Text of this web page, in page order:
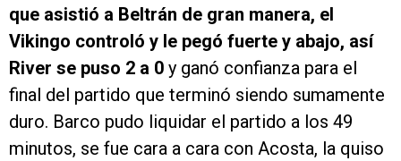
que asistió a Beltrán de gran manera, el
Vikingo controló y le pegó fuerte y abajo, así
River se puso 2 a 0 y ganó confianza para el
final del partido que terminó siendo sumamente
duro. Barco pudo liquidar el partido a los 49
minutos, se fue cara a cara con Acosta, la quiso